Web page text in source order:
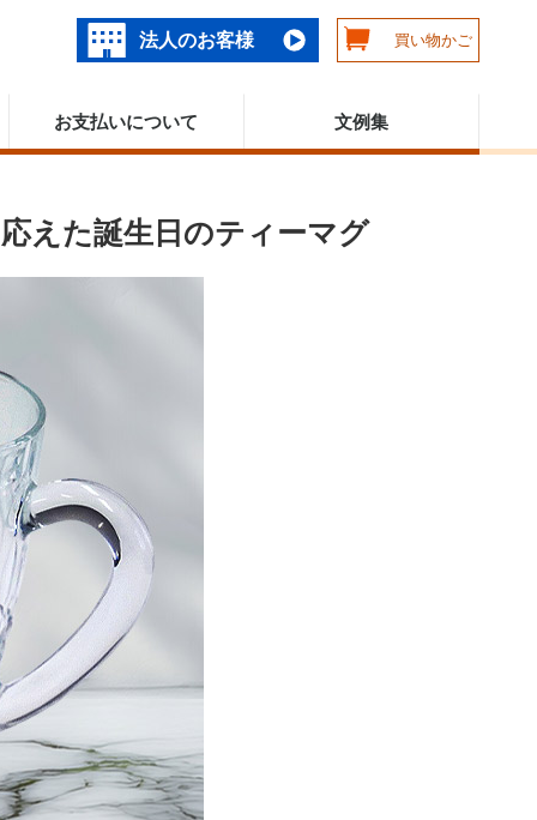
法人のお客様 買い物かご
お支払いについて 文例集
えた誕生日のティーマグ